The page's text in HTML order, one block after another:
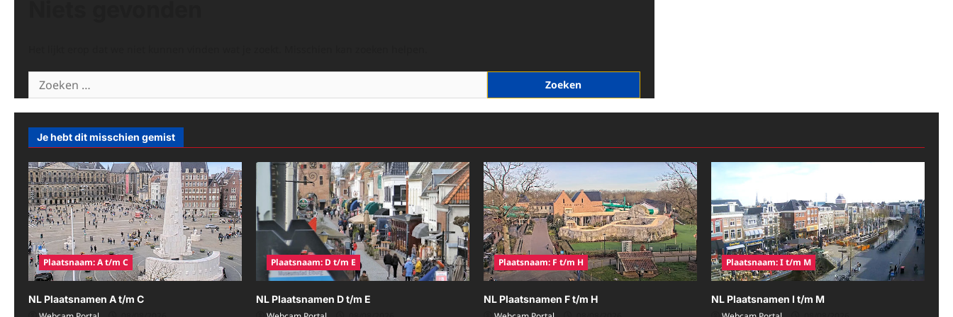
Zoeken
naar:
Je hebt dit misschien gemist
Plaatsnaam: A t/m C
NL Plaatsnamen A t/m C
Plaatsnaam: D t/m E
NL Plaatsnamen D t/m E
Plaatsnaam: F t/m H
NL Plaatsnamen F t/m H
Plaatsnaam: I t/m M
NL Plaatsnamen I t/m M